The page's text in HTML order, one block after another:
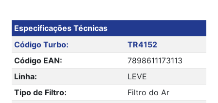
Especificações Técnicas
Código Turbo:
TR4152
Código EAN:
7898611173113
Linha:
LEVE
Tipo de Filtro:
Filtro do Ar